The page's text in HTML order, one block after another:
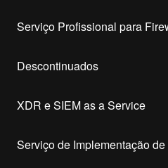
Serviço Profissional para
Descontinuados
XDR e SIEM as a Service
Serviço de Implementação